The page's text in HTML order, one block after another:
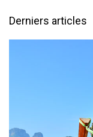
Derniers articles